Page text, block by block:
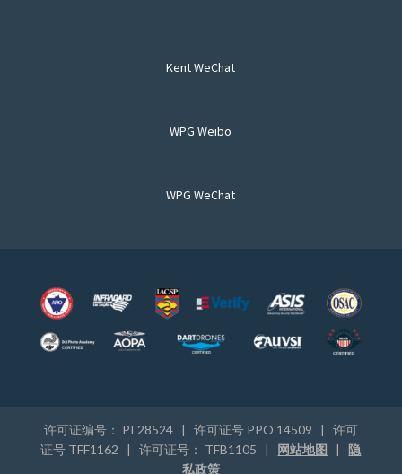
Kent WeChat
WPG Weibo
WPG WeChat
许可证编号： PI 28524 | 许可证号 PPO 14509 | 许可
证号 TFF1162 | 许可证号： TFB1105 | 网站地图 | 隐
私政策